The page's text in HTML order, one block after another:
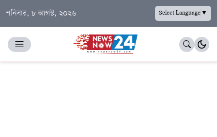
শনিবার, ৮ আগস্ট, ২০২৬ Select Language▼